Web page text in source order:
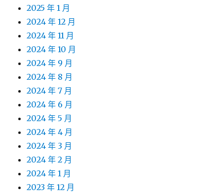
2025 年 1 月
2024 年 12 月
2024 年 11 月
2024 年 10 月
2024 年 9 月
2024 年 8 月
2024 年 7 月
2024 年 6 月
2024 年 5 月
2024 年 4 月
2024 年 3 月
2024 年 2 月
2024 年 1 月
2023 年 12 月